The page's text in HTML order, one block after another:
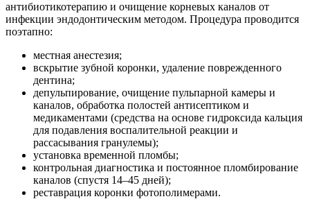
антибиотикотерапию и очищение корневых каналов от
инфекции эндодонтическим методом. Процедура проводится
поэтапно:
местная анестезия;
вскрытие зубной коронки, удаление поврежденного
дентина;
депульпирование, очищение пульпарной камеры и
каналов, обработка полостей антисептиком и
медикаментами (средства на основе гидроксида кальция
для подавления воспалительной реакции и
рассасывания гранулемы);
установка временной пломбы;
контрольная диагностика и постоянное пломбирование
каналов (спустя 14–45 дней);
реставрация коронки фотополимерами.